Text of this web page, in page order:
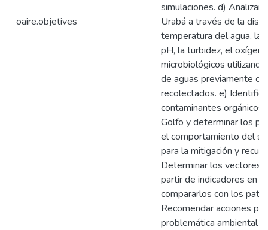
oaire.objetives
simulaciones. d) Analizar
Urabá a través de la
temperatura del agua, la
pH, la turbidez, el
microbiológicos
de aguas previamente
recolectados. e)
contaminantes
Golfo y determinar los
el comportamiento del
para la mitigación y
Determinar los vectores
partir de indicadores en
compararlos con los
Recomendar acciones
problemática ambiental